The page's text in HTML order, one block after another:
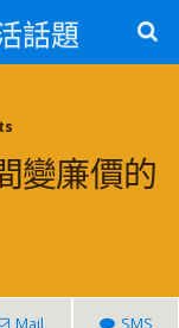
話題
變廉價的
Mail SMS